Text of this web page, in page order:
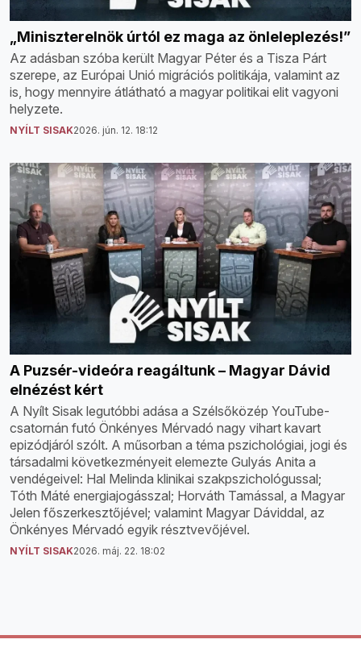
„Miniszterelnök úrtól ez maga az önleleplezés!”
Az adásban szóba került Magyar Péter és a Tisza Párt
szerepe, az Európai Unió migrációs politikája, valamint az
is, hogy mennyire átlátható a magyar politikai elit vagyoni
helyzete.
NYÍLT SISAK2026. jún. 12. 18:12
A Puzsér-videóra reagáltunk – Magyar Dávid
elnézést kért
A Nyílt Sisak legutóbbi adása a Szélsőközép YouTube-
csatornán futó Önkényes Mérvadó nagy vihart kavart
epizódjáról szólt. A műsorban a téma pszichológiai, jogi és
társadalmi következményeit elemezte Gulyás Anita a
vendégeivel: Hal Melinda klinikai szakpszichológussal;
Tóth Máté energiajogásszal; Horváth Tamással, a Magyar
Jelen főszerkesztőjével; valamint Magyar Dáviddal, az
Önkényes Mérvadó egyik résztvevőjével.
NYÍLT SISAK2026. máj. 22. 18:02